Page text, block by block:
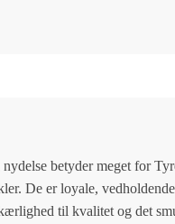
betyder meget for
De er loyale,
til kvalitet og det